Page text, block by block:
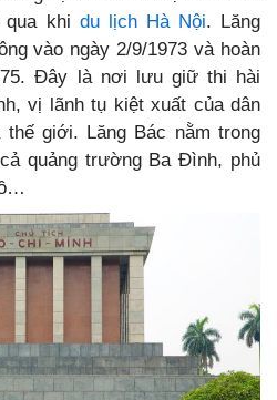
qua khi du lịch Hà Nội. Lăng
vào ngày 2/9/1973 và hoàn
Đây là nơi lưu giữ thi hài
vị lãnh tụ kiệt xuất của dân
thế giới. Lăng Bác nằm trong
quảng trường Ba Đình, phủ